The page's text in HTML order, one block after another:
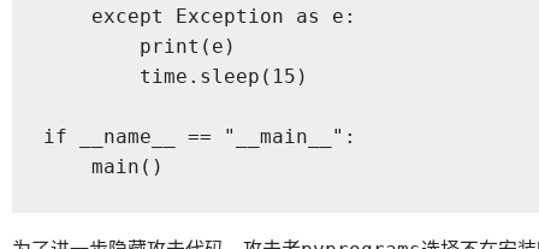
    except Exception as e:
        print(e)
        time.sleep(15)
if __name__ == "__main__":
    main()